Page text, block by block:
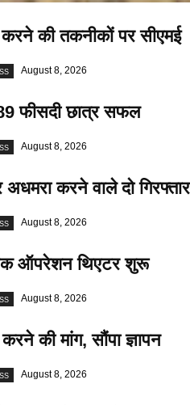
करने की तकनीकों पर सीएमई
August 8, 2026
फीसदी छात्र सफल
August 8, 2026
अधमरा करने वाले दो गिरफ्तार
August 8, 2026
ऑपरेशन थिएटर शुरू
August 8, 2026
की मांग, सौंपा ज्ञापन
August 8, 2026